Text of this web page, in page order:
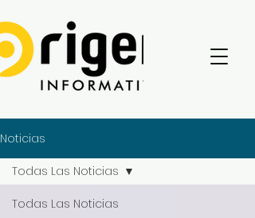
Noticias
Todas Las Noticias
Todas Las Noticias